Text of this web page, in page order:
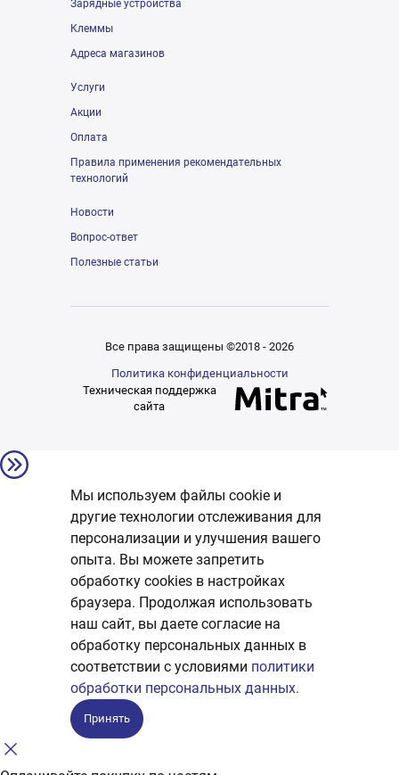
Зарядные устройства
Клеммы
Адреса магазинов
Услуги
Акции
Оплата
Правила применения рекомендательных
технологий
Новости
Вопрос-ответ
Полезные статьи
Все права защищены ©2018 - 2026
Политика конфиденциальности
Техническая поддержка
сайта
Мы используем файлы cookie и
другие технологии отслеживания для
персонализации и улучшения вашего
опыта. Вы можете запретить
обработку сookies в настройках
браузера. Продолжая использовать
наш сайт, вы даете согласие на
обработку персональных данных в
соответствии с условиями политики
обработки персональных данных.
Принять